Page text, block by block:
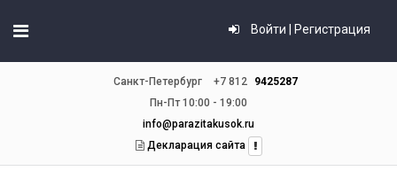
Войти | Регистрация
Санкт-Петербург +7 812
9425287
Пн-Пт 10:00 - 19:00
info@parazitakusok.ru
Декларация сайта